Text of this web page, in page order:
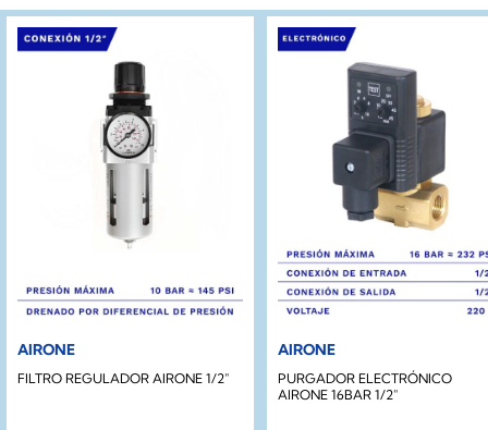
AIRONE
FILTRO REGULADOR AIRONE 1/2″
AIRONE
PURGADOR ELECTRÓNICO
AIRONE 16BAR 1/2″